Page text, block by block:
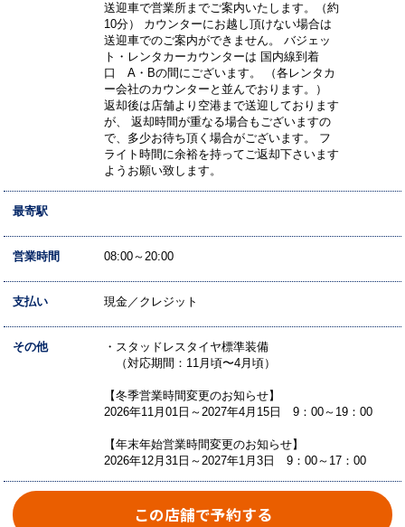
送迎車で営業所までご案内いたします。（約
10分） カウンターにお越し頂けない場合は
送迎車でのご案内ができません。 バジェッ
ト・レンタカーカウンターは 国内線到着
口 A・Bの間にございます。 （各レンタカ
ー会社のカウンターと並んでおります。）
返却後は店舗より空港まで送迎しております
が、 返却時間が重なる場合もございますの
で、多少お待ち頂く場合がございます。 フ
ライト時間に余裕を持ってご返却下さいます
ようお願い致します。
最寄駅
営業時間 08:00～20:00
支払い 現金／クレジット
その他
・スタッドレスタイヤ標準装備
（対応期間：11月頃〜4月頃）
【冬季営業時間変更のお知らせ】
2026年11月01日～2027年4月15日 9：00～19：00
【年末年始営業時間変更のお知らせ】
2026年12月31日～2027年1月3日 9：00～17：00
この店舗で予約する